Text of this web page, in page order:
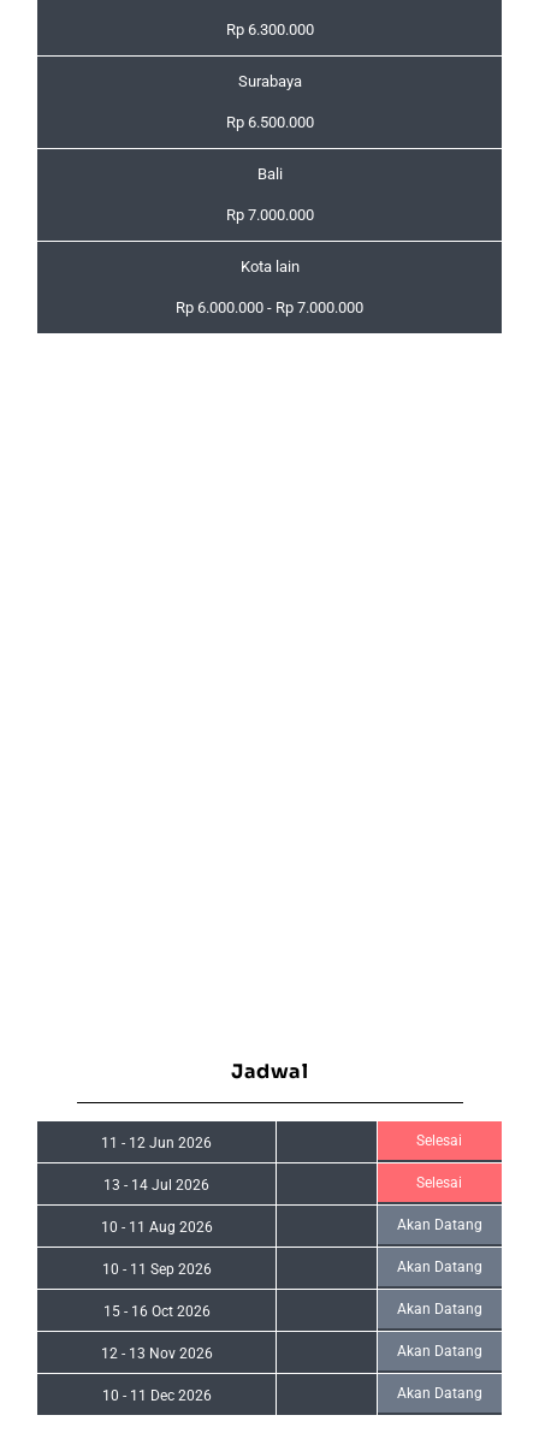
Rp 6.300.000
Surabaya
Rp 6.500.000
Bali
Rp 7.000.000
Kota lain
Rp 6.000.000 - Rp 7.000.000
Jadwal
11 - 12 Jun 2026 Selesai
13 - 14 Jul 2026 Selesai
10 - 11 Aug 2026 Akan Datang
10 - 11 Sep 2026 Akan Datang
15 - 16 Oct 2026 Akan Datang
12 - 13 Nov 2026 Akan Datang
10 - 11 Dec 2026 Akan Datang